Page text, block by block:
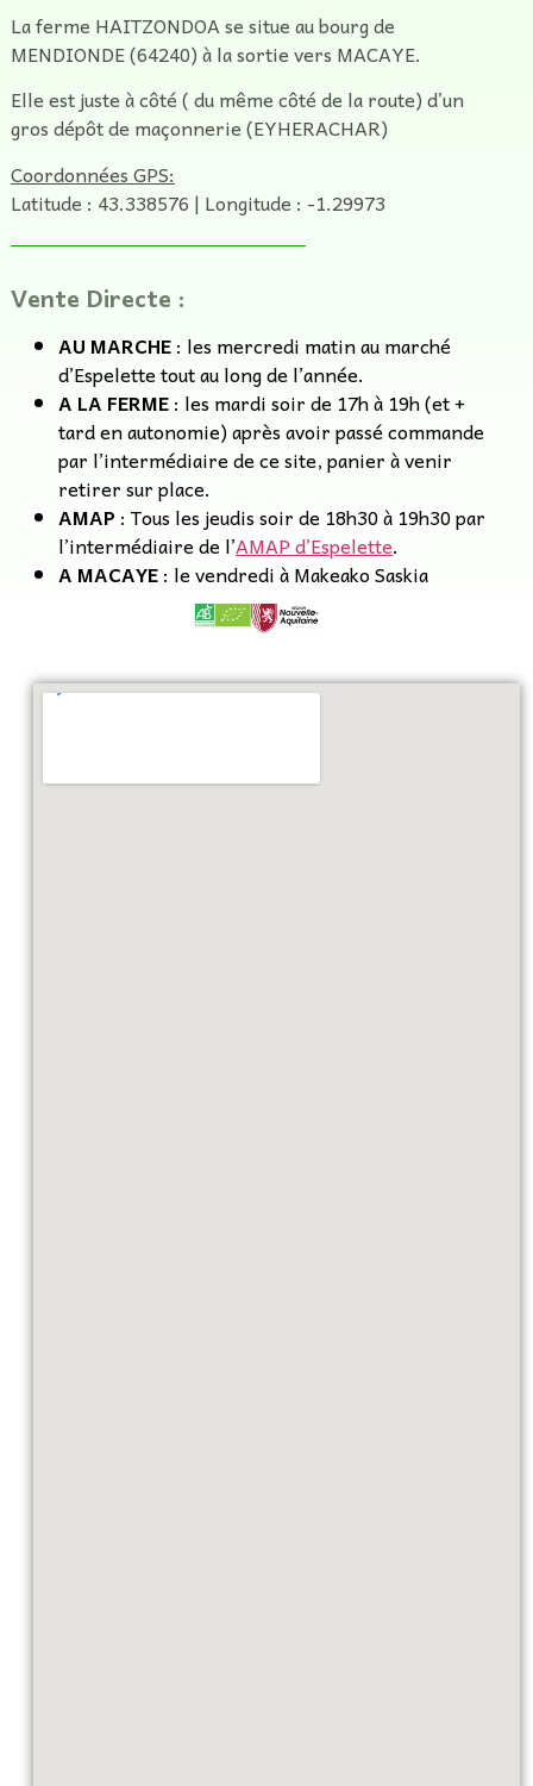
La ferme HAITZONDOA se situe au bourg de
MENDIONDE (64240) à la sortie vers MACAYE.
Elle est juste à côté ( du même côté de la route) d’un
gros dépôt de maçonnerie (EYHERACHAR)
Coordonnées GPS:
Latitude : 43.338576 | Longitude : -1.29973
Vente Directe :
AU MARCHE: les mercredi matin au marché
d’Espelette tout au long de l’année.
A LA FERME: les mardi soir de 17h à 19h (et +
tard en autonomie) après avoir passé commande
par l’intermédiaire de ce site, panier à venir
retirer sur place.
AMAP : Tous les jeudis soir de 18h30 à 19h30 par
l’intermédiaire de l’AMAP d’Espelette.
A MACAYE: le vendredi à Makeako Saskia